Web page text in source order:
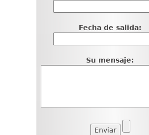
Fecha de salida:
Su mensaje: